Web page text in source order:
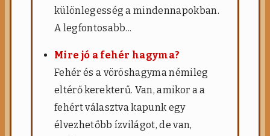
különlegesség a mindennapokban.
A legfontosabb...
Mire jó a fehér hagyma?
Fehér és a vöröshagyma némileg
eltérő kerekterű. Van, amikor a a
fehért választva kapunk egy
élvezhetőbb ízvilágot, de van,